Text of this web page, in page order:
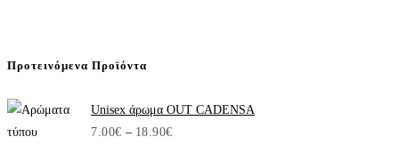
Προτεινόμενα Προϊόντα
Unisex άρωμα OUT CADENSA
7.00€ – 18.90€Price